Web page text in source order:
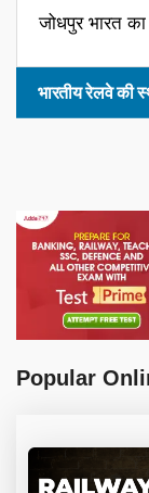
जोधपुर भारत
भारतीय रेलवे की
Popular